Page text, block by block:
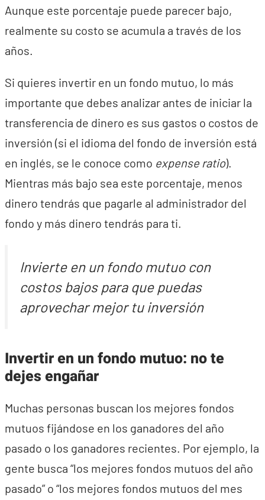
Aunque este porcentaje puede parecer bajo,
realmente su costo se acumula a través de los
años.
Si quieres invertir en un fondo mutuo, lo más
importante que debes analizar antes de iniciar la
transferencia de dinero es sus gastos o costos de
inversión (si el idioma del fondo de inversión está
en inglés, se le conoce como expense ratio).
Mientras más bajo sea este porcentaje, menos
dinero tendrás que pagarle al administrador del
fondo y más dinero tendrás para ti.
Invierte en un fondo mutuo con
costos bajos para que puedas
aprovechar mejor tu inversión
Invertir en un fondo mutuo: no te
dejes engañar
Muchas personas buscan los mejores fondos
mutuos fijándose en los ganadores del año
pasado o los ganadores recientes. Por ejemplo, la
gente busca “los mejores fondos mutuos del año
pasado” o “los mejores fondos mutuos del mes